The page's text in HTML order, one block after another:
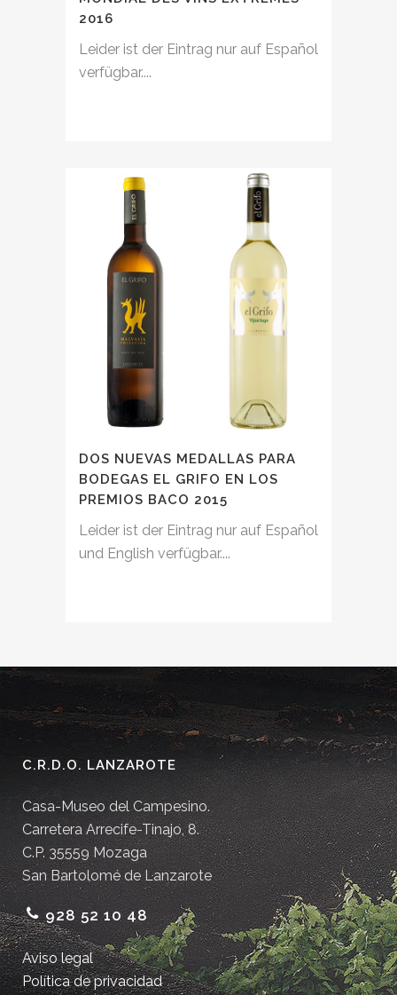
2016
Leider ist der Eintrag nur auf Español
verfügbar....
DOS NUEVAS MEDALLAS PARA
BODEGAS EL GRIFO EN LOS
PREMIOS BACO 2015
Leider ist der Eintrag nur auf Español
und English verfügbar....
C.R.D.O. LANZAROTE
Casa-Museo del Campesino.
Carretera Arrecife-Tinajo, 8.
C.P. 35559 Mozaga
San Bartolomé de Lanzarote
928 52 10 48
Aviso legal
Política de privacidad